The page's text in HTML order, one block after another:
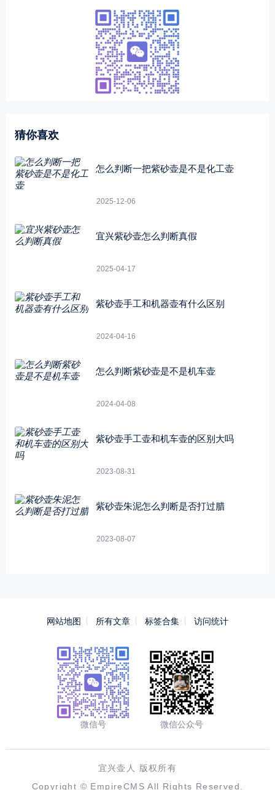
猜你喜欢
怎么判断一把紫砂壶是不是化工壶
2025-12-06
宜兴紫砂壶怎么判断真假
2025-04-17
紫砂壶手工和机器壶有什么区别
2024-04-16
怎么判断紫砂壶是不是机车壶
2024-04-08
紫砂壶手工壶和机车壶的区别大吗
2023-08-31
紫砂壶朱泥怎么判断是否打过腊
2023-08-07
网站地图 所有文章 标签合集 访问统计
微信号 微信公众号
宜兴壶人 版权所有
Copyright © EmpireCMS All Rights Reserved.